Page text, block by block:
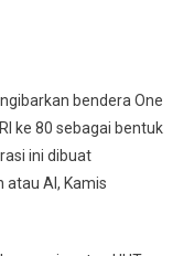
bendera One
ke 80 sebagai bentuk
ini dibuat
atau AI, Kamis